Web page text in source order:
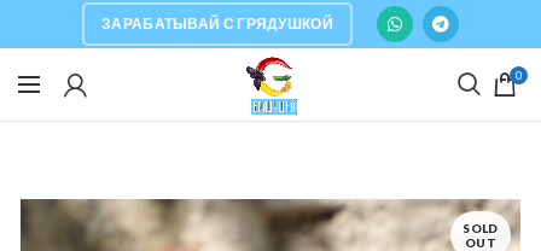
ЗАРАБАТЫВАЙ С ГРЯДУШКОЙ
0
SOLD
OUT